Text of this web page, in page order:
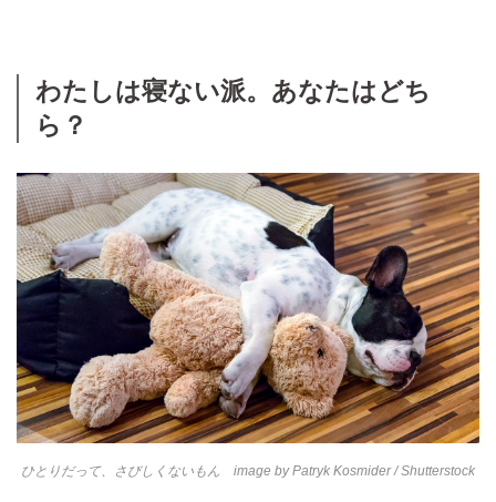
わたしは寝ない派。あなたはどち
ら？
ひとりだって、さびしくないもん image byPatryk Kosmider/ Shutterstock